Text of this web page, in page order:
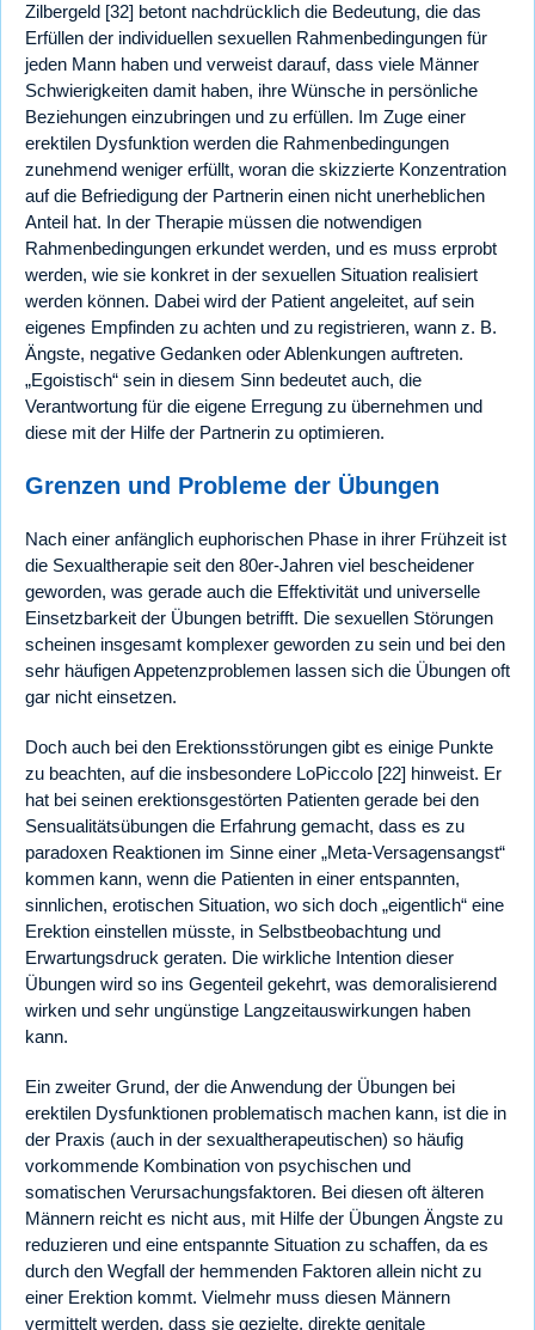
Zilbergeld [32] betont nachdrücklich die Bedeutung, die das
Erfüllen der individuellen sexuellen Rahmenbedingungen für
jeden Mann haben und verweist darauf, dass viele Männer
Schwierigkeiten damit haben, ihre Wünsche in persönliche
Beziehungen einzubringen und zu erfüllen. Im Zuge einer
erektilen Dysfunktion werden die Rahmenbedingungen
zunehmend weniger erfüllt, woran die skizzierte Konzentration
auf die Befriedigung der Partnerin einen nicht unerheblichen
Anteil hat. In der Therapie müssen die notwendigen
Rahmenbedingungen erkundet werden, und es muss erprobt
werden, wie sie konkret in der sexuellen Situation realisiert
werden können. Dabei wird der Patient angeleitet, auf sein
eigenes Empfinden zu achten und zu registrieren, wann z. B.
Ängste, negative Gedanken oder Ablenkungen auftreten.
„Egoistisch“ sein in diesem Sinn bedeutet auch, die
Verantwortung für die eigene Erregung zu übernehmen und
diese mit der Hilfe der Partnerin zu optimieren.
Grenzen und Probleme der Übungen
Nach einer anfänglich euphorischen Phase in ihrer Frühzeit ist
die Sexualtherapie seit den 80er-Jahren viel bescheidener
geworden, was gerade auch die Effektivität und universelle
Einsetzbarkeit der Übungen betrifft. Die sexuellen Störungen
scheinen insgesamt komplexer geworden zu sein und bei den
sehr häufigen Appetenzproblemen lassen sich die Übungen oft
gar nicht einsetzen.
Doch auch bei den Erektionsstörungen gibt es einige Punkte
zu beachten, auf die insbesondere LoPiccolo [22] hinweist. Er
hat bei seinen erektionsgestörten Patienten gerade bei den
Sensualitätsübungen die Erfahrung gemacht, dass es zu
paradoxen Reaktionen im Sinne einer „Meta-Versagensangst“
kommen kann, wenn die Patienten in einer entspannten,
sinnlichen, erotischen Situation, wo sich doch „eigentlich“ eine
Erektion einstellen müsste, in Selbstbeobachtung und
Erwartungsdruck geraten. Die wirkliche Intention dieser
Übungen wird so ins Gegenteil gekehrt, was demoralisierend
wirken und sehr ungünstige Langzeitauswirkungen haben
kann.
Ein zweiter Grund, der die Anwendung der Übungen bei
erektilen Dysfunktionen problematisch machen kann, ist die in
der Praxis (auch in der sexualtherapeutischen) so häufig
vorkommende Kombination von psychischen und
somatischen Verursachungsfaktoren. Bei diesen oft älteren
Männern reicht es nicht aus, mit Hilfe der Übungen Ängste zu
reduzieren und eine entspannte Situation zu schaffen, da es
durch den Wegfall der hemmenden Faktoren allein nicht zu
einer Erektion kommt. Vielmehr muss diesen Männern
vermittelt werden, dass sie gezielte, direkte genitale